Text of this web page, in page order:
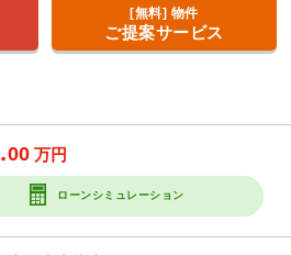
[無料] 物件
ご提案サービス
00 万円
ローンシミュレーション